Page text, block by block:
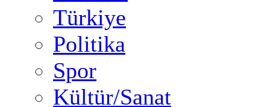
Türkiye
Politika
Spor
Kültür/Sanat